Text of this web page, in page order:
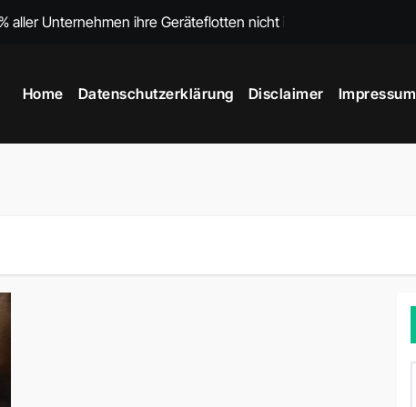
aller Unternehmen ihre Geräteflotten nicht im Griff haben
Trends und Herausforderungen 2025
verstehen
Bedrohungen und KRITIS-Dachgesetz 2026
Home Datenschutzerklärung Disclaimer Impressum